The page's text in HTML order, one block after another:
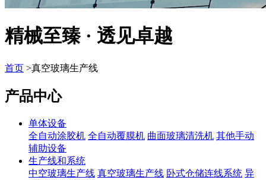
精械至臻 · 透见卓越
首页 >真空玻璃生产线
产品中心
单体设备
全自动涂胶机 全自动覆膜机 曲面玻璃清洗机 其他手动
辅助设备
生产线和系统
中空玻璃生产线 真空玻璃生产线 卧式仓储连线系统 异